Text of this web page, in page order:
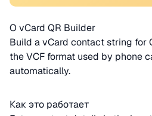
О vCard QR Builder
Build a vCard contact string for
the VCF format used by phone
automatically.
Как это работает